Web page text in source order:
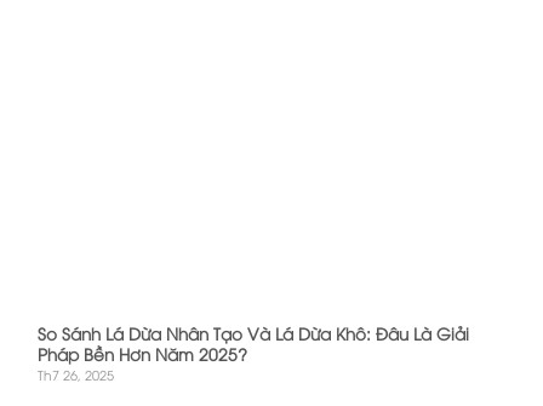
So Sánh Lá Dừa Nhân Tạo Và Lá Dừa Khô: Đâu Là Giải
Pháp Bền Hơn Năm 2025?
Th7 26, 2025